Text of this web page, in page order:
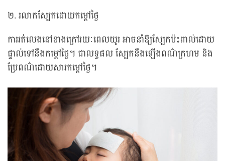
២. រលាកស្បែកដោយកម្តៅថ្ងៃ
ការរត់លេងនៅខាងក្រៅរយៈពេលយូរ អាចនាំឱ្យស្បែកប៉ះពាល់ដោយ
ផ្ទាល់ទៅនឹងកម្តៅថ្ងៃ។ ជាលទ្ធផល ស្បែកនឹងឡើងពណ៌ក្រហម និង
ប្រែពណ៌ដោយសារកម្តៅថ្ងៃ។